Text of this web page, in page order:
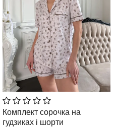
Комплект сорочка на
гудзиках і шорти